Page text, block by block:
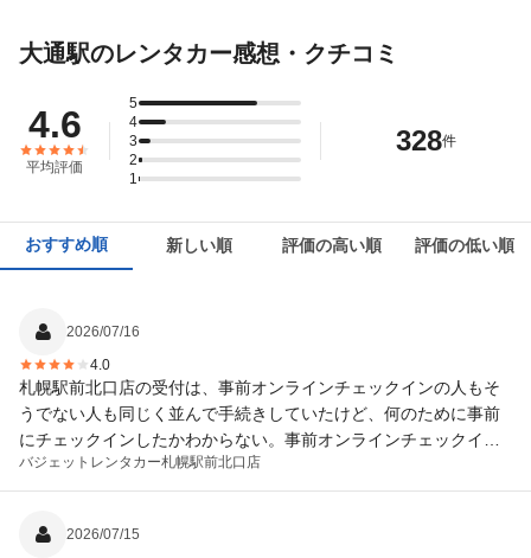
大通駅のレンタカー感想・クチコミ
4.6
平均評価
5
4
3
2
1
328件
おすすめ順 新しい順 評価の高い順 評価の低い順
2026/07/16
4.0
札幌駅前北口店の受付は、事前オンラインチェックインの人もそ
うでない人も同じく並んで手続きしていたけど、何のために事前
にチェックインしたかわからない。事前オンラインチェックイン
した人の専用窓口をもうけた方がいいと思います。
バジェットレンタカー札幌駅前北口店
2026/07/15